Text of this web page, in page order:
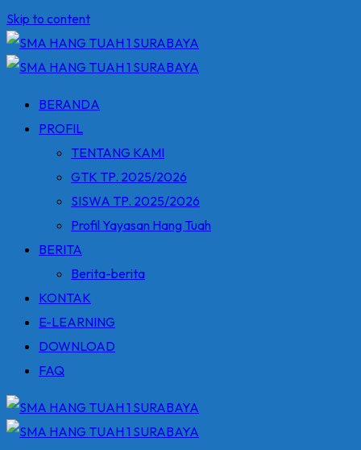
Skip to content
BERANDA
PROFIL
TENTANG KAMI
GTK TP. 2025/2026
SISWA TP. 2025/2026
Profil Yayasan Hang Tuah
BERITA
Berita-berita
KONTAK
E-LEARNING
DOWNLOAD
FAQ